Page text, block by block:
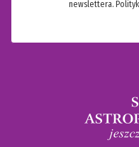
newslettera.